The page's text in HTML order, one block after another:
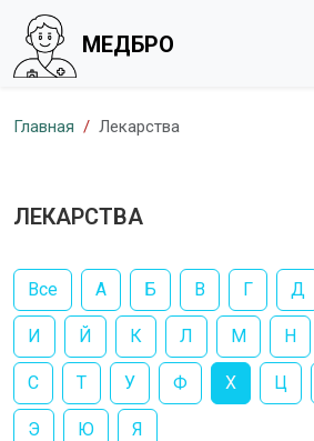
МЕДБРО
Главная Лекарства
ЛЕКАРСТВА
Все А Б В Г Д
И Й К Л М Н
С Т У Ф Х Ц
Э Ю Я